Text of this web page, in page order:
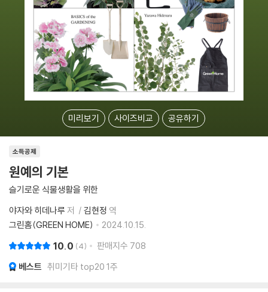
미리보기 사이즈비교 공유하기
소득공제
원예의 기본
슬기로운 식물생활을 위한
야자와 히데나루 저 김현정 역
그린홈(GREEN HOME)
2024.10.15.
10.0 4 판매지수 708
베스트 취미기타 top20 1주